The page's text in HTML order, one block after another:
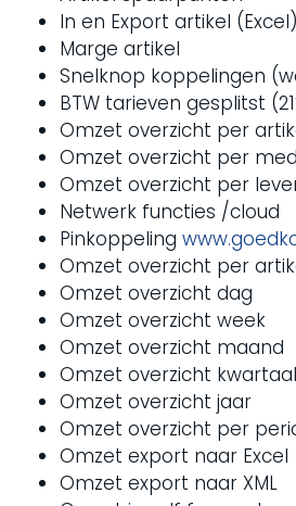
In en Export artikel (Excel)
Marge artikel
Snelknop koppelingen
BTW tarieven gesplitst
Omzet overzicht per
Omzet overzicht per
Omzet overzicht per
Netwerk functies /cloud
Pinkoppeling
Omzet overzicht per
Omzet overzicht dag
Omzet overzicht week
Omzet overzicht maand
Omzet overzicht kwartaal
Omzet overzicht jaar
Omzet overzicht per
Omzet export naar Excel
Omzet export naar XML